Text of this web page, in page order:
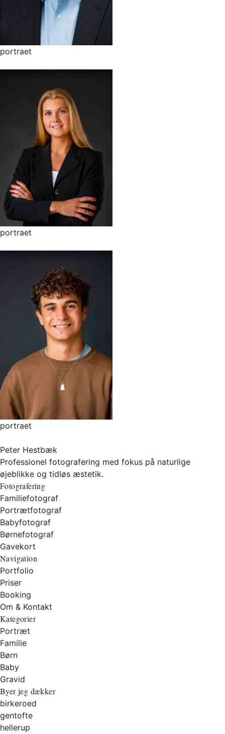
portraet
portraet
portraet
Peter Hestbæk
Professionel fotografering med fokus på naturlige
øjeblikke og tidløs æstetik.
Fotografering
Familiefotograf
Portrætfotograf
Babyfotograf
Børnefotograf
Gavekort
Navigation
Portfolio
Priser
Booking
Om & Kontakt
Kategorier
Portræt
Familie
Børn
Baby
Gravid
Byer jeg dækker
birkeroed
gentofte
hellerup